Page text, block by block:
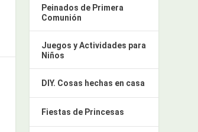
Peinados de Primera
Comunión
Juegos y Actividades para
Niños
DIY. Cosas hechas en casa
Fiestas de Princesas